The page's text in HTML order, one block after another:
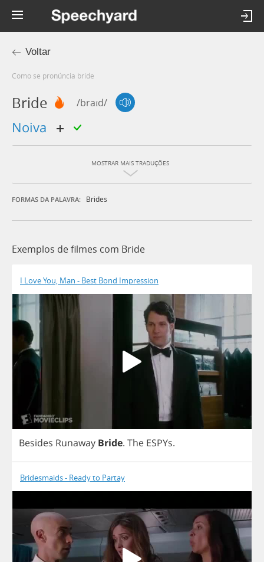
Voltar
Como se pronúncia bride
Bride /braɪd/
noiva
MOSTRAR MAIS TRADUÇÕES
FORMAS DA PALAVRA: Brides
Exemplos de filmes com Bride
I Love You, Man - Best Bond Impression
Besides Runaway Bride. The ESPYs.
Bridesmaids - Ready to Partay